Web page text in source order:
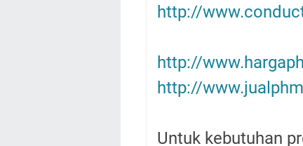
http://
http://
http://
Untuk kebutuhan